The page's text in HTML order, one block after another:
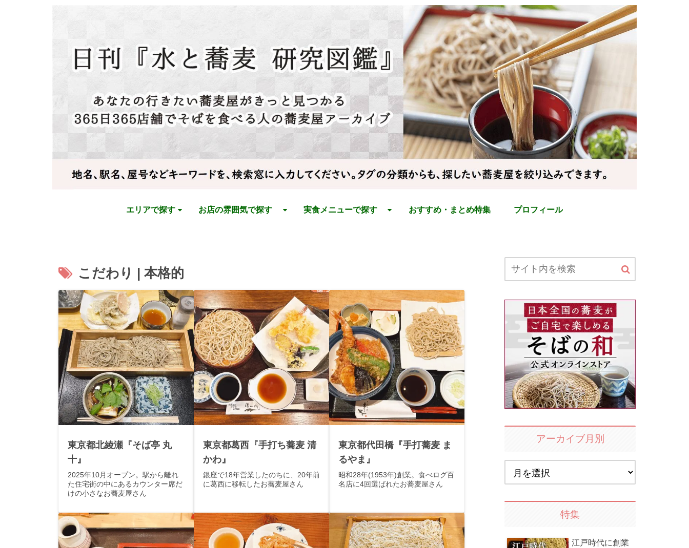
エリアで探す お店の雰囲気で探す 実食メニューで探す おすすめ・まとめ特集 プロフィール
こだわり | 本格的
東京都北綾瀬『そば亭 丸
十』
2025年10月オープン。駅から離れ
た住宅街の中にあるカウンター席だ
けの小さなお蕎麦屋さん
東京都葛西『手打ち蕎麦 清
かわ』
銀座で18年営業したのちに、20年前
に葛西に移転したお蕎麦屋さん
東京都代田橋『手打蕎麦 ま
るやま』
昭和28年(1953年)創業。食べログ百
名店に4回選ばれたお蕎麦屋さん
アーカイブ月別
特集
江戸時代に創業